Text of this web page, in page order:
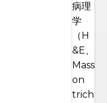
病理
学
（H
&E、
Mass
on
trich